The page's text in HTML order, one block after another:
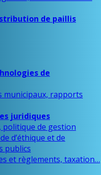
de paillis
de
municipaux, rapports
juridiques
de gestion
d’éthique et de
publics
et règlements, taxation…